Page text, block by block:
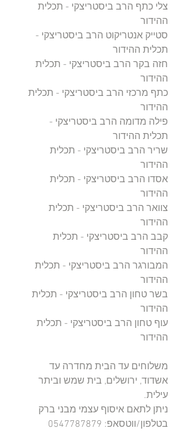
צלי כתף הרב ביסטריצקי - תכלית
ההידור
סטייק אנטריקוט הרב ביסטריצקי -
תכלית ההידור
חזה בקר הרב ביסטריצקי - תכלית
ההידור
כתף מרכזי הרב ביסטריצקי - תכלית
ההידור
פילה מדומה הרב ביסטריצקי -
תכלית ההידור
שריר הרב ביסטריצקי - תכלית
ההידור
אסדו הרב ביסטריצקי - תכלית
ההידור
צוואר הרב ביסטריצקי - תכלית
ההידור
קבב הרב ביסטריצקי - תכלית
ההידור
המבורגר הרב ביסטריצקי - תכלית
ההידור
בשר טחון הרב ביסטריצקי - תכלית
ההידור
עוף טחון הרב ביסטריצקי - תכלית
ההידור
משלוחים עד הבית מחדרה עד
אשדוד, ירושלים, בית שמש וביתר
עילית.
ניתן לתאם איסוף עצמי מבני ברק
בטלפון/ווטסאפ: 0547787879